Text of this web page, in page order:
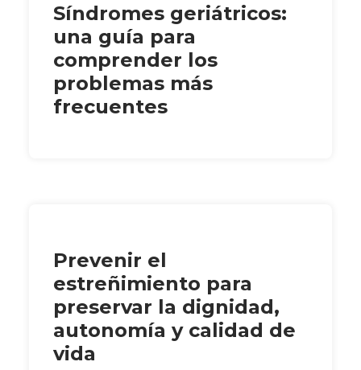
Síndromes geriátricos:
una guía para
comprender los
problemas más
frecuentes
Prevenir el
estreñimiento para
preservar la dignidad,
autonomía y calidad de
vida